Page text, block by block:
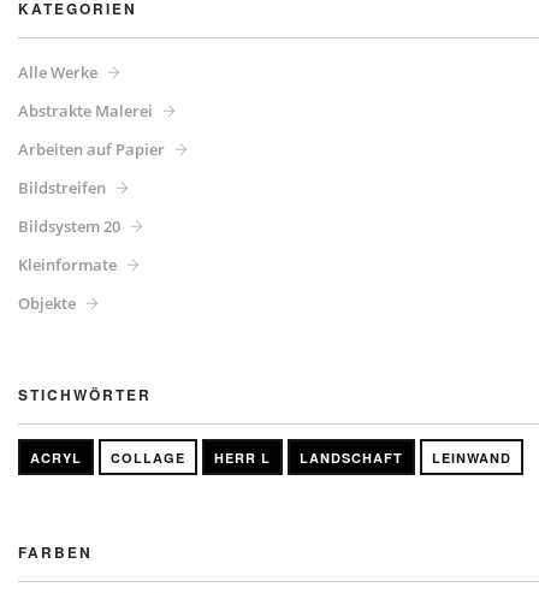
KATEGORIEN
Alle Werke
Abstrakte Malerei
Arbeiten auf Papier
Bildstreifen
Bildsystem 20
Kleinformate
Objekte
STICHWÖRTER
ACRYL COLLAGE HERR L LANDSCHAFT LEINWAND
FARBEN